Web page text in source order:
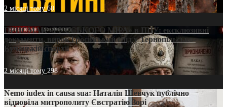
2 місяці тому60
ПРИСМАК «РУССЬКОГО МІРА» в ПЦУ: ексклюзивні
документи, вирок і російський слід у Тернопільсько-
Бучацькій єпархії
2 місяці тому 298
Nemo iudex in causa sua: Наталія Шевчук публічно
відповіла митрополиту Євстратію Зорі